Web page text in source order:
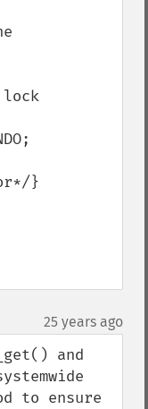
}
25 years ago
and
to ensure